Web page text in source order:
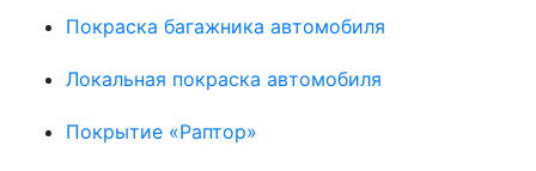
Покраска багажника автомобиля
Локальная покраска автомобиля
Покрытие «Раптор»